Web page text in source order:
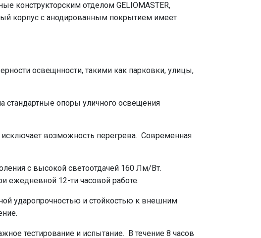
конструкторским отделом GELIOMASTER,
корпус с анодированным покрытием имеет
освещнности, такими как парковки, улицы,
опоры уличного освещения
возможность перегрева. Современная
с высокой светоотдачей 160 Лм/Вт.
ежедневной 12-ти часовой работе.
ударопрочностью и стойкостью к внешним
тестирование и испытание. В течение 8 часов